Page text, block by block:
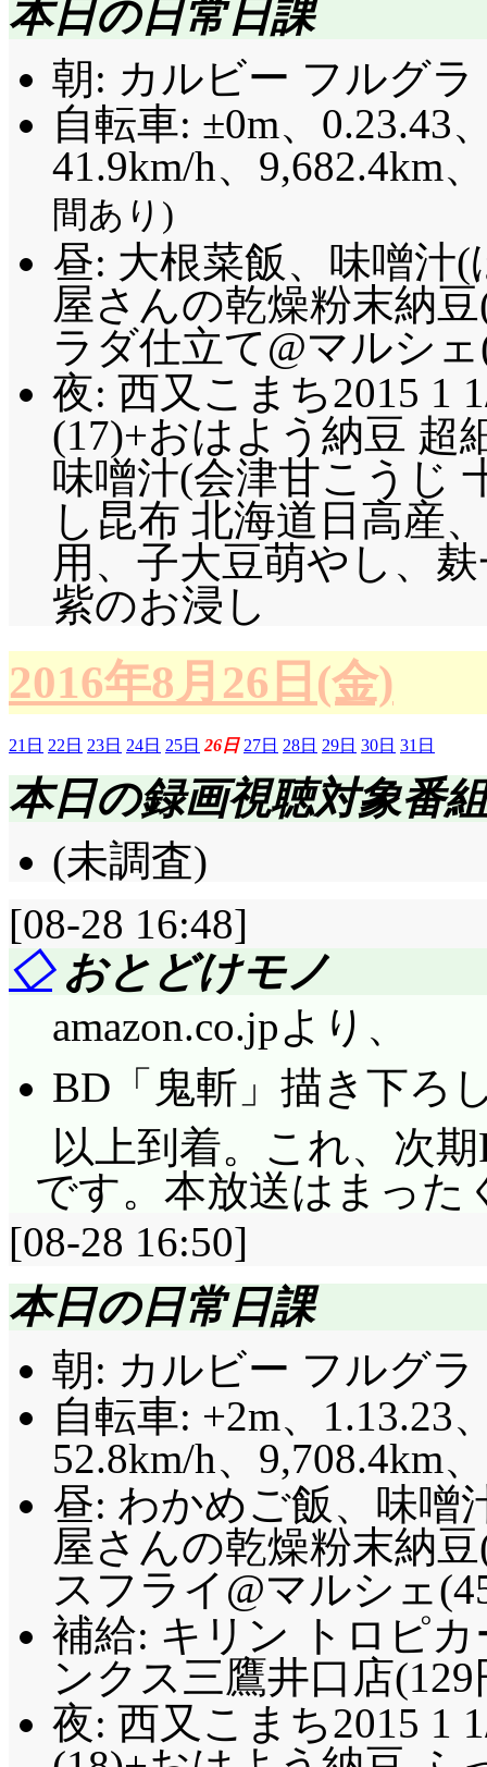
本日の日常日課
朝: カルビー フルグラ
自転車: ±0m、0.23.43
41.9km/h、9,682.4km
間あり)
昼: 大根菜飯、味噌汁
屋さんの乾燥粉末納
ラダ仕立て@マルシ
夜: 西又こまち2015 1
(17)+おはよう納豆 超
味噌汁(会津甘こうじ
し昆布 北海道日高産
用、子大豆萌やし、
紫のお浸し
2016年8月26日(金)
21日 22日 23日 24日 25日 26日 27日 28日 29日 30日 31日
本日の録画視聴対象番組
(未調査)
[08-28 16:48]
◇おとどけモノ
amazon.co.jpより、
BD「鬼斬」描き下ろ
以上到着。これ、次
です。本放送はまった
[08-28 16:50]
本日の日常日課
朝: カルビー フルグラ
自転車: +2m、1.13.23
52.8km/h、9,708.4km
昼: わかめご飯、味噌
屋さんの乾燥粉末納
スフライ@マルシェ
補給: キリン トロピ
ンクス三鷹井口店(129
夜: 西又こまち2015 1